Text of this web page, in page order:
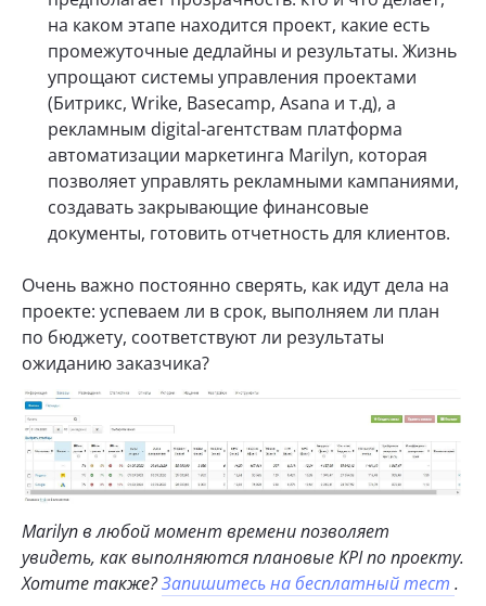
на каком этапе находится проект, какие есть
промежуточные дедлайны и результаты. Жизнь
упрощают системы управления проектами
(Битрикс, Wrike, Basecamp, Asana и т.д), а
рекламным digital-агентствам платформа
автоматизации маркетинга Marilyn, которая
позволяет управлять рекламными кампаниями,
создавать закрывающие финансовые
документы, готовить отчетность для клиентов.
Очень важно постоянно сверять, как идут дела на
проекте: успеваем ли в срок, выполняем ли план
по бюджету, соответствуют ли результаты
ожиданию заказчика?
Marilyn в любой момент времени позволяет
увидеть, как выполняются плановые KPI по проекту.
Хотите также?Запишитесь на бесплатный тест .